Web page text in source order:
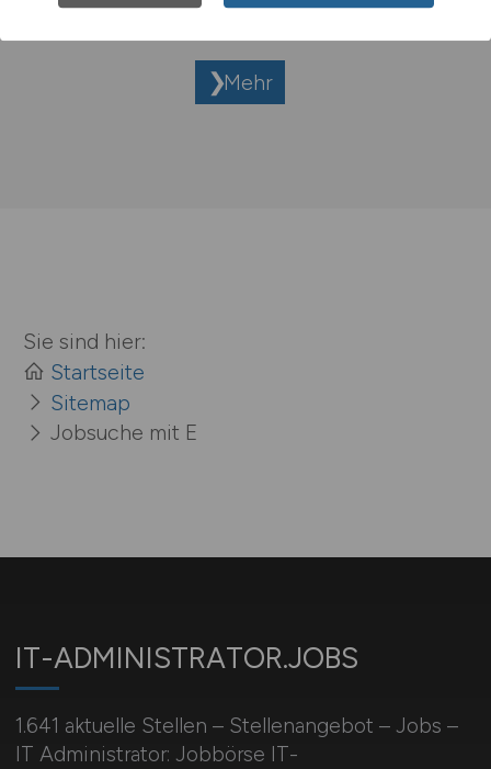
Jobs bei Ehrmann GmbH
Mehr
Sie sind hier:
Startseite
Sitemap
Jobsuche mit E
IT-ADMINISTRATOR.JOBS
1.641 aktuelle Stellen – Stellenangebot – Jobs –
IT Administrator: Jobbörse IT-